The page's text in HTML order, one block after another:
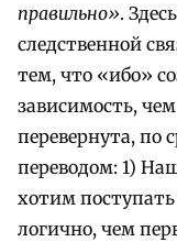
правильно».
следственной
тем, что «ибо»
зависимость,
перевернута, по
переводом: 1)
хотим
логично, чем